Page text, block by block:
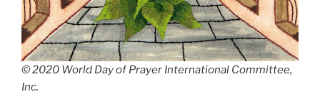
© 2020 World Day of Prayer International Committee,
Inc.